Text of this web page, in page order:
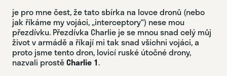
je pro mne čest, že tato sbírka na lovce dronů (nebo
jak říkáme my vojáci, „interceptory“) nese mou
přezdívku. Přezdívka Charlie je se mnou snad celý můj
život v armádě a říkají mi tak snad všichni vojáci, a
proto jsme tento dron, lovicí ruské útočné drony,
nazvali prostěCharlie 1.